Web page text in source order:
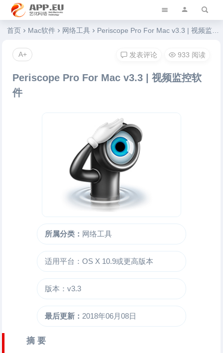
艺优软件乐园
首页 Mac软件 网络工具 Periscope Pro For Mac v3.3 | 视频监控软件
Periscope Pro For Mac v3.3 | 视频监控软
件
所属分类： 网络工具
适用平台：OS X 10.9或更高版本
版本：v3.3
最后更新： 2018年06月08日
摘 要
发表评论 933 阅读
A+